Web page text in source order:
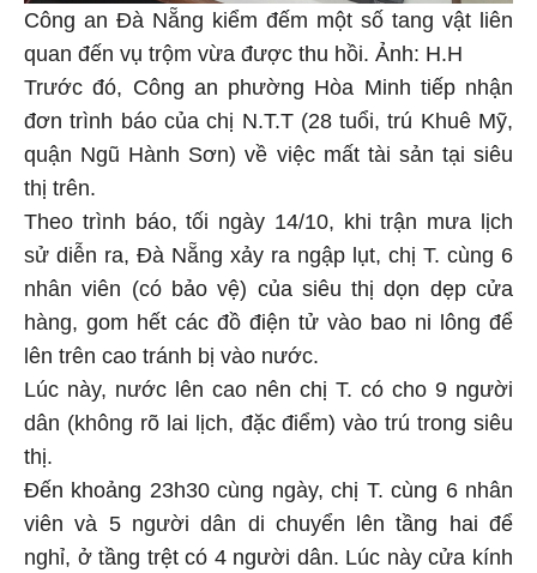
Công an Đà Nẵng kiểm đếm một số tang vật liên
quan đến vụ trộm vừa được thu hồi. Ảnh: H.H
Trước đó, Công an phường Hòa Minh tiếp nhận
đơn trình báo của chị N.T.T (28 tuổi, trú Khuê Mỹ,
quận Ngũ Hành Sơn) về việc mất tài sản tại siêu
thị trên.
Theo trình báo, tối ngày 14/10, khi trận mưa lịch
sử diễn ra, Đà Nẵng xảy ra ngập lụt, chị T. cùng 6
nhân viên (có bảo vệ) của siêu thị dọn dẹp cửa
hàng, gom hết các đồ điện tử vào bao ni lông để
lên trên cao tránh bị vào nước.
Lúc này, nước lên cao nên chị T. có cho 9 người
dân (không rõ lai lịch, đặc điểm) vào trú trong siêu
thị.
Đến khoảng 23h30 cùng ngày, chị T. cùng 6 nhân
viên và 5 người dân di chuyển lên tầng hai để
nghỉ, ở tầng trệt có 4 người dân. Lúc này cửa kính